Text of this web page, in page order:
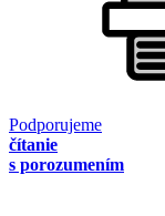
Podporujeme
čítanie
s porozumením